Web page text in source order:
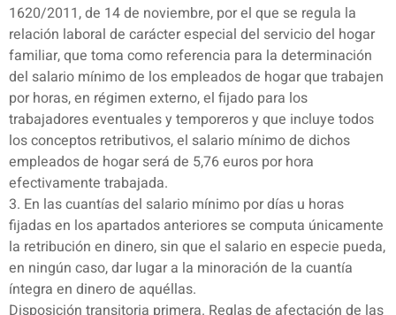
1620/2011, de 14 de noviembre, por el que se regula la
relación laboral de carácter especial del servicio del hogar
familiar, que toma como referencia para la determinación
del salario mínimo de los empleados de hogar que trabajen
por horas, en régimen externo, el fijado para los
trabajadores eventuales y temporeros y que incluye todos
los conceptos retributivos, el salario mínimo de dichos
empleados de hogar será de 5,76 euros por hora
efectivamente trabajada.
3. En las cuantías del salario mínimo por días u horas
fijadas en los apartados anteriores se computa únicamente
la retribución en dinero, sin que el salario en especie pueda,
en ningún caso, dar lugar a la minoración de la cuantía
íntegra en dinero de aquéllas.